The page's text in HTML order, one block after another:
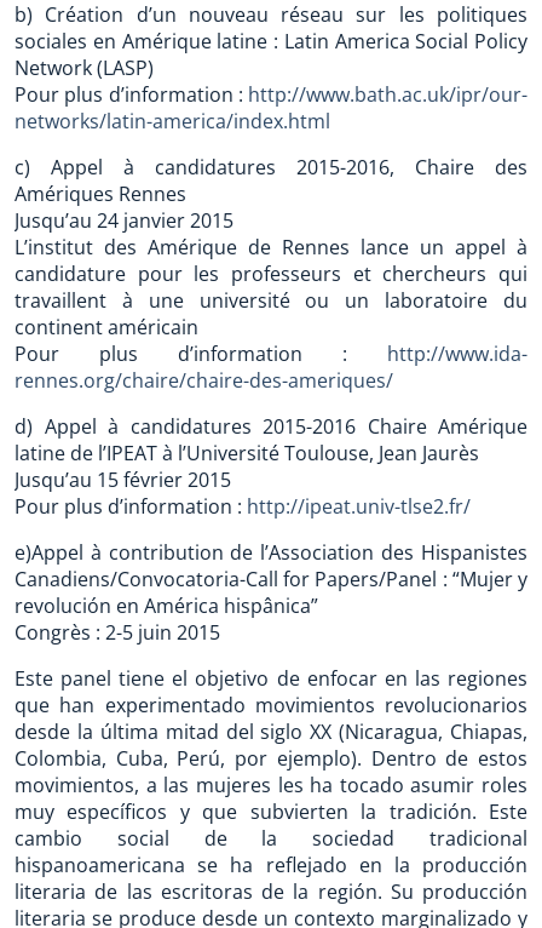
b) Création d’un nouveau réseau sur les politiques
sociales en Amérique latine : Latin America Social Policy
Network (LASP)
Pour plus d’information : http://www.bath.ac.uk/ipr/our-
networks/latin-america/index.html
c) Appel à candidatures 2015-2016, Chaire des
Amériques Rennes
Jusqu’au 24 janvier 2015
L’institut des Amérique de Rennes lance un appel à
candidature pour les professeurs et chercheurs qui
travaillent à une université ou un laboratoire du
continent américain
Pour plus d’information : http://www.ida-
rennes.org/chaire/chaire-des-ameriques/
d) Appel à candidatures 2015-2016 Chaire Amérique
latine de l’IPEAT à l’Université Toulouse, Jean Jaurès
Jusqu’au 15 février 2015
Pour plus d’information : http://ipeat.univ-tlse2.fr/
e)Appel à contribution de l’Association des Hispanistes
Canadiens/Convocatoria-Call for Papers/Panel : “Mujer y
revolución en América hispânica”
Congrès : 2-5 juin 2015
Este panel tiene el objetivo de enfocar en las regiones
que han experimentado movimientos revolucionarios
desde la última mitad del siglo XX (Nicaragua, Chiapas,
Colombia, Cuba, Perú, por ejemplo). Dentro de estos
movimientos, a las mujeres les ha tocado asumir roles
muy específicos y que subvierten la tradición. Este
cambio social de la sociedad tradicional
hispanoamericana se ha reflejado en la producción
literaria de las escritoras de la región. Su producción
literaria se produce desde un contexto marginalizado y